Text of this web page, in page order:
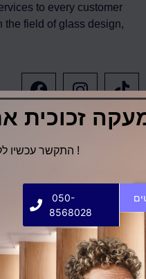
to every customer
the field of glass design,
התקשר עכשיו לקבלת יעוץ מקצועי !
050-
8568028